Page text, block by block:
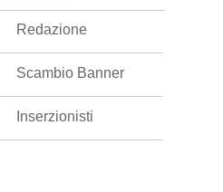
Redazione
Scambio Banner
Inserzionisti